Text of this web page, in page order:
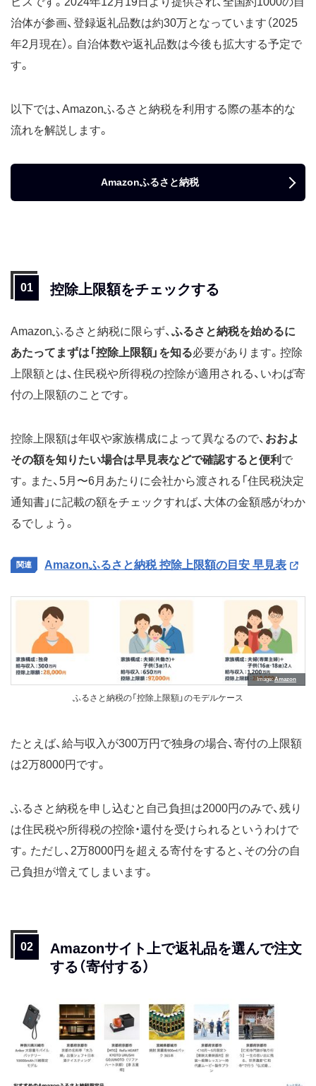
治体が参画、登録返礼品数は約30万となっています（2025
年2月現在）。自治体数や返礼品数は今後も拡大する予定で
す。
以下では、Amazonふるさと納税を利用する際の基本的な
流れを解説します。
Amazonふるさと納税
控除上限額をチェックする
Amazonふるさと納税に限らず、 ふるさと納税を始めるに
あたってまずは「控除上限額」を知る必要があります。控除
上限額とは、住民税や所得税の控除が適用される、いわば寄
付の上限額のことです。
控除上限額は年収や家族構成によって異なるので、 おおよ
その額を知りたい場合は早見表などで確認すると便利 で
す。また、5月〜6月あたりに会社から渡される「住民税決定
通知書」に記載の額をチェックすれば、大体の金額感がわか
るでしょう。
Amazonふるさと納税 控除上限額の目安 早見表
Image Amazon
ふるさと納税の「控除上限額」のモデルケース
たとえば、給与収入が300万円で独身の場合、寄付の上限額
は2万8000円です。
ふるさと納税を申し込むと自己負担は2000円のみで、残り
は住民税や所得税の控除・還付を受けられるというわけで
す。ただし、2万8000円を超える寄付をすると、その分の自
己負担が増えてしまいます。
Amazonサイト上で返礼品を選んで注文
する（寄付する）